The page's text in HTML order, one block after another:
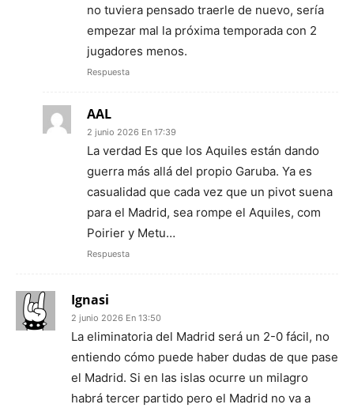
no tuviera pensado traerle de nuevo, sería
empezar mal la próxima temporada con 2
jugadores menos.
Respuesta
AAL
2 junio 2026 En 17:39
La verdad Es que los Aquiles están dando
guerra más allá del propio Garuba. Ya es
casualidad que cada vez que un pivot suena
para el Madrid, sea rompe el Aquiles, com
Poirier y Metu…
Respuesta
Ignasi
2 junio 2026 En 13:50
La eliminatoria del Madrid será un 2-0 fácil, no
entiendo cómo puede haber dudas de que pase
el Madrid. Si en las islas ocurre un milagro
habrá tercer partido pero el Madrid no va a